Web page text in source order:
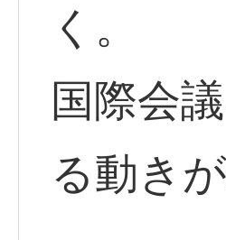
く。
国際会
る動き